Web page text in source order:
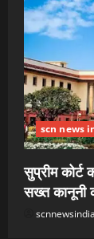
scn news
सुप्रीम
सख्त कानूनी